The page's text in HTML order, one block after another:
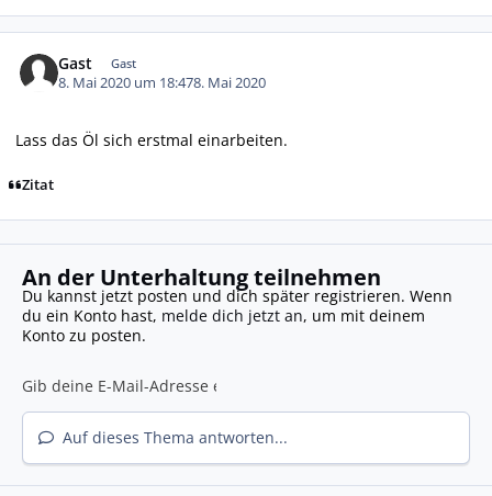
Gast Gast
8. Mai 2020 um 18:478. Mai 2020
Lass das Öl sich erstmal einarbeiten.
Zitat
An der Unterhaltung teilnehmen
Du kannst jetzt posten und dich später registrieren. Wenn
du ein Konto hast, melde dich jetzt an, um mit deinem
Konto zu posten.
Auf dieses Thema antworten...